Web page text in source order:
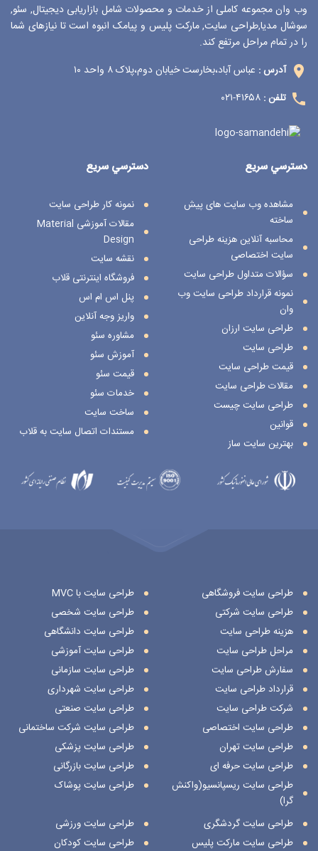
وب وان مجموعه کاملی از خدمات و محصولات شامل بازاریابی دیجیتال, سئو,
سوشال مدیا,طراحی سایت, مارکت پلیس و پیامک انبوه است تا نیازهای شما
را در تمام مراحل مرتفع کند.
آدرس : عباس آباد،بخارست خیابان دوم،پلاک ۸ واحد ۱۰
تلفن : ۴۱۶۵۸-۰۲۱
دسترسي سريع
نمونه کار طراحی سایت
مقالات آموزشی Material
Design
نقشه سایت
فروشگاه اینترنتی قلاب
پنل اس ام اس
واریز وجه آنلاین
مشاوره سئو
آموزش سئو
قیمت سئو
خدمات سئو
ساخت سایت
مستندات اتصال سایت به قلاب
دسترسي سريع
مشاهده وب سایت های پیش
ساخته
محاسبه آنلاین هزینه طراحی
سایت اختصاصی
سؤالات متداول طراحی سایت
نمونه قرارداد طراحی سایت وب
وان
طراحی سایت ارزان
طراحی سایت
قیمت طراحی سایت
مقالات طراحی سایت
طراحی سایت چیست
قوانین
بهترین سایت ساز
طراحی سایت فروشگاهی
طراحی سایت شرکتی
هزینه طراحی سایت
مراحل طراحی سایت
سفارش طراحی سایت
قرارداد طراحی سایت
شرکت طراحی سایت
طراحی سایت اختصاصی
طراحی سایت تهران
طراحی سایت حرفه ای
طراحی سایت ریسپانسیو(واکنش
گرا)
طراحی سایت با MVC
طراحی سایت شخصی
طراحی سایت دانشگاهی
طراحی سایت آموزشی
طراحی سایت سازمانی
طراحی سایت شهرداری
طراحی سایت صنعتی
طراحی سایت شرکت ساختمانی
طراحی سایت پزشکی
طراحی سایت بازرگانی
طراحی سایت پوشاک
طراحی سایت گردشگری
طراحی سایت مارکت پلیس
طراحی سایت ورزشی
طراحی سایت کودکان